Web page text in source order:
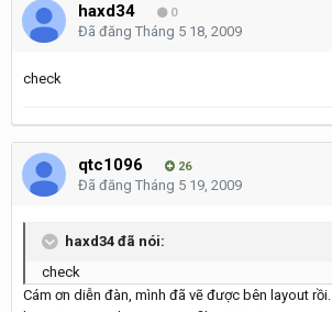
haxd34 0
Đã đăng Tháng 5 18, 2009
check
qtc1096 26
Đã đăng Tháng 5 19, 2009
haxd34 đã nói:
check
Cám ơn diễn đàn, mình đã vẽ được bên layout rồi.